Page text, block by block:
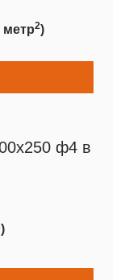
метр2)
ф4 в
)